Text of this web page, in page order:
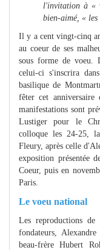
l'invitation à «
bien-aimé, « les
Il y a cent vingt-cinq
au coeur de ses
sous forme de voeu.
celui-ci s'inscrira
basilique de
fêter cet anniversaire
manifestations sont
Lustiger pour le
colloque les 24-25,
Fleury, après celle
exposition présentée
Coeur, puis en
Paris.
Le voeu national
Les reproductions
fondateurs,
beau-frère Hubert